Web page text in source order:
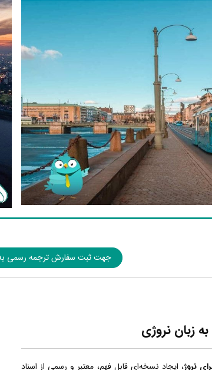
جهت ثبت سفارش ترجمه رسمی به
زبان نروژی
نروژ، ایجاد نسخه‌ای قابل فهم، معتبر و رسمی از اسناد